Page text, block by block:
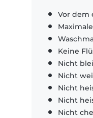
Vor dem
Keine
Nicht
Nicht
Nicht
Nicht
Nicht